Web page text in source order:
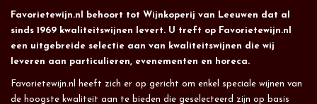
Favorietewijn.nl behoort tot Wijnkoperij van Leeuwen dat al
sinds 1969 kwaliteitswijnen levert. U treft op Favorietewijn.nl
een uitgebreide selectie aan van kwaliteitswijnen die wij
leveren aan particulieren, evenementen en horeca.
Favorietewijn.nl heeft zich er op gericht om enkel speciale wijnen van
de hoogste kwaliteit aan te bieden die geselecteerd zijn op basis